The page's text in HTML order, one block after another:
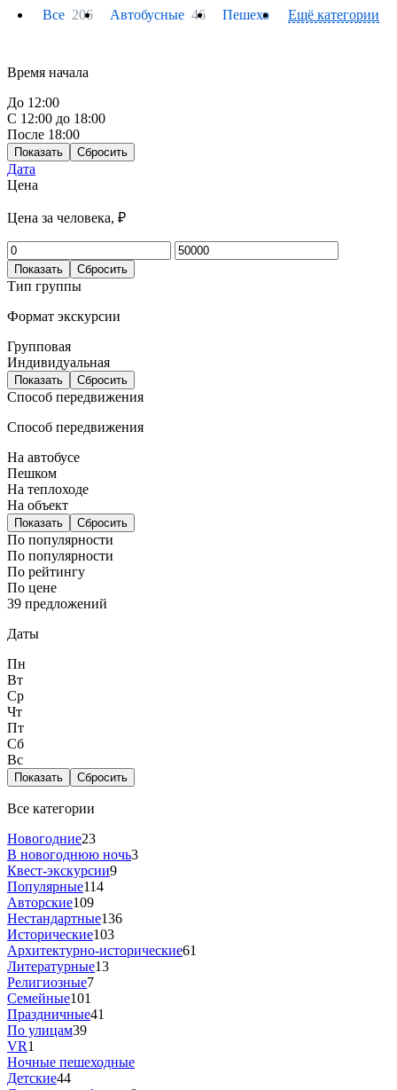
Все 206 Автобусные 46 Пешеходные 61 На
Ещё категории
Время начала
До 12:00
С 12:00 до 18:00
После 18:00
Показать Сбросить
Дата
Цена
Цена за человека, ₽
Показать Сбросить
Тип группы
Формат экскурсии
Групповая
Индивидуальная
Показать Сбросить
Способ передвижения
Способ передвижения
На автобусе
Пешком
На теплоходе
На объект
Показать Сбросить
По популярности
По популярности
По рейтингу
По цене
39 предложений
Даты
Пн
Вт
Ср
Чт
Пт
Сб
Вс
Показать Сбросить
Все категории
Новогодние23
В новогоднюю ночь3
Квест-экскурсии9
Популярные114
Авторские109
Нестандартные136
Исторические103
Архитектурно-исторические61
Литературные13
Религиозные7
Семейные101
Праздничные41
По улицам39
VR1
Ночные пешеходные
Детские44